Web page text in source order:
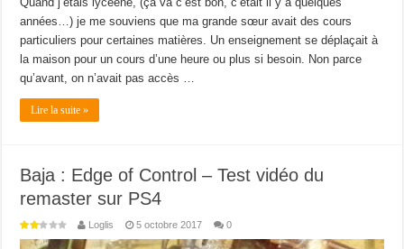
années…) je me souviens que ma grande sœur avait des cours
particuliers pour certaines matières. Un enseignement se déplaçait à
la maison pour un cours d’une heure ou plus si besoin. Non parce
qu’avant, on n’avait pas accès …
Lire la suite »
Baja : Edge of Control – Test vidéo du
remaster sur PS4
Loglis 5 octobre 2017 0